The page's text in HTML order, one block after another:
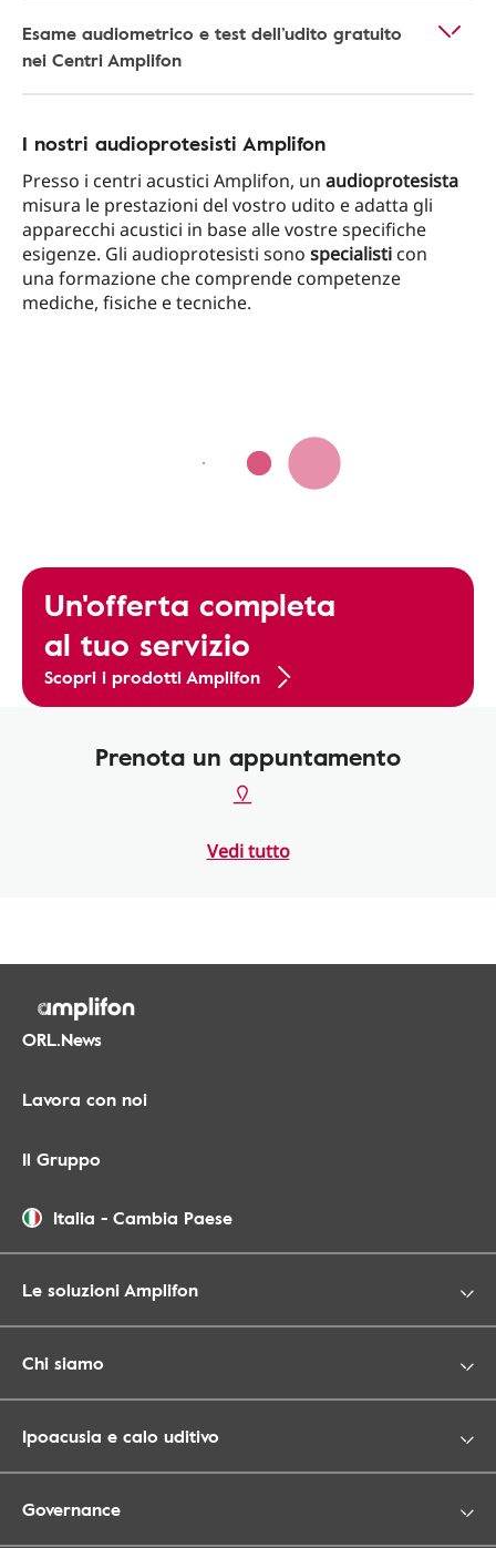
Esame audiometrico e test dell’udito gratuito
nei Centri Amplifon
I nostri audioprotesisti Amplifon
Presso i centri acustici Amplifon, un audioprotesista
misura le prestazioni del vostro udito e adatta gli
apparecchi acustici in base alle vostre specifiche
esigenze. Gli audioprotesisti sono specialisti con
una formazione che comprende competenze
mediche, fisiche e tecniche.
Un'offerta completa
al tuo servizio
Scopri i prodotti Amplifon
Prenota un appuntamento
Vedi tutto
ORL.News
Lavora con noi
Il Gruppo
Italia - Cambia Paese
Le soluzioni Amplifon
Chi siamo
Ipoacusia e calo uditivo
Governance